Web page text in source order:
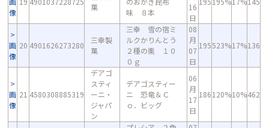
像
菓
味 ８本
16
日
画
像
20 4901626273280
三幸製
菓
三幸 雪の宿ミ
ルクかりんとう
２種の栗 １０
０ｇ
08
月
07
日
195523%17%136
画
像
21 4580308885319
デアゴ
スティ
ーニ・
ジャパ
ン
デアゴスティー
ニ 恐竜＆Ｃ
ｏ．ビッグ
06
月
17
日
186120%10%462